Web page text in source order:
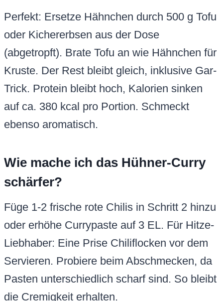
Perfekt: Ersetze Hähnchen durch 500 g Tofu
oder Kichererbsen aus der Dose
(abgetropft). Brate Tofu an wie Hähnchen für
Kruste. Der Rest bleibt gleich, inklusive Gar-
Trick. Protein bleibt hoch, Kalorien sinken
auf ca. 380 kcal pro Portion. Schmeckt
ebenso aromatisch.
Wie mache ich das Hühner-Curry
schärfer?
Füge 1-2 frische rote Chilis in Schritt 2 hinzu
oder erhöhe Currypaste auf 3 EL. Für Hitze-
Liebhaber: Eine Prise Chiliflocken vor dem
Servieren. Probiere beim Abschmecken, da
Pasten unterschiedlich scharf sind. So bleibt
die Cremigkeit erhalten.